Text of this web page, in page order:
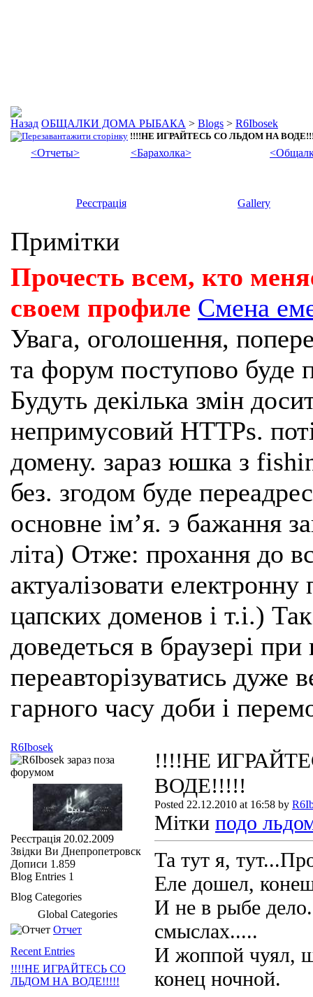
ОБЩАЛКИ ДОМА РЫБАКА > Blogs > R6Ibosek
!!!!НЕ ИГРАЙТЕСЬ СО ЛЬДОМ НА
<Отчеты> <Барахолка>
Реєстрація Gallery
Примітки
Прочесть всем, кто
своем профиле Смена
Увага, оголошення,
та форум поступово буде
Будуть декілька змін
непримусовий HTTPs.
домену. зараз юшка з
без. згодом буде
основне імʼя. э бажання
літа) Отже: прохання до
актуалізовати
цапских доменов і т.і.)
доведеться в браузері
переавторізуватись
гарного часу доби і
!!!!НЕ
ВОДЕ!!!!!
Posted 22.12.2010 at 16:58 by
Мітки подо
Та тут я,
Еле дошел,
И не в рыбе
смыслах.....
И жоппой чуял,
конец ночной.
R6Ibosek
Реєстрація 20.02.2009
Звідки Ви Днепропетровск
Дописи 1.859
Blog Entries 1
Blog Categories
Global Categories
Отчет
Recent Entries
!!!!НЕ ИГРАЙТЕСЬ СО
ЛЬДОМ НА ВОДЕ!!!!!